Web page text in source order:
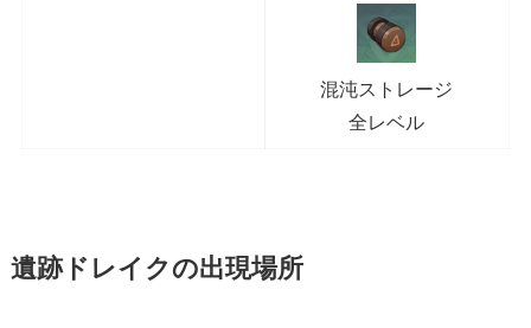
混沌ストレージ
全レベル
遺跡ドレイクの出現場所